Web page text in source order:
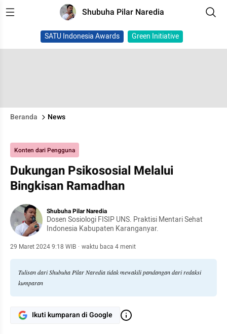
Shubuha Pilar Naredia
SATU Indonesia Awards Green Initiative
Beranda News
Konten dari Pengguna
Dukungan Psikososial Melalui
Bingkisan Ramadhan
Shubuha Pilar Naredia
Dosen Sosiologi FISIP UNS. Praktisi Mentari Sehat
Indonesia Kabupaten Karanganyar.
29 Maret 2024 9:18 WIB · waktu baca 4 menit
Tulisan dari Shubuha Pilar Naredia tidak mewakili pandangan dari redaksi
kumparan
Ikuti kumparan di Google